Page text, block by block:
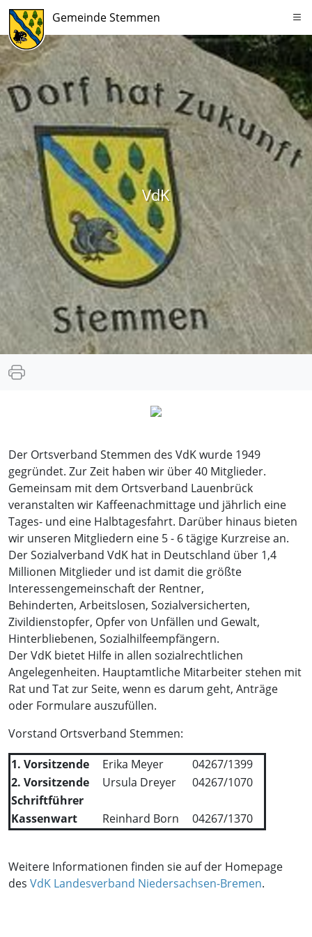
Gemeinde Stemmen
VdK
Der Ortsverband Stemmen des VdK wurde 1949
gegründet. Zur Zeit haben wir über 40 Mitglieder.
Gemeinsam mit dem Ortsverband Lauenbrück
veranstalten wir Kaffeenachmittage und jährlich eine
Tages- und eine Halbtagesfahrt. Darüber hinaus bieten
wir unseren Mitgliedern eine 5 - 6 tägige Kurzreise an.
Der Sozialverband VdK hat in Deutschland über 1,4
Millionen Mitglieder und ist damit die größte
Interessengemeinschaft der Rentner,
Behinderten, Arbeitslosen, Sozialversicherten,
Zivildienstopfer, Opfer von Unfällen und Gewalt,
Hinterbliebenen, Sozialhilfeempfängern.
Der VdK bietet Hilfe in allen sozialrechtlichen
Angelegenheiten. Hauptamtliche Mitarbeiter stehen mit
Rat und Tat zur Seite, wenn es darum geht, Anträge
oder Formulare auszufüllen.
Vorstand Ortsverband Stemmen:
1. Vorsitzende
Erika Meyer
04267/1399
2. Vorsitzende
Ursula Dreyer
04267/1070
Schriftführer
Kassenwart
Reinhard Born 04267/1370
Weitere Informationen finden sie auf der Homepage
des VdK Landesverband Niedersachsen-Bremen.